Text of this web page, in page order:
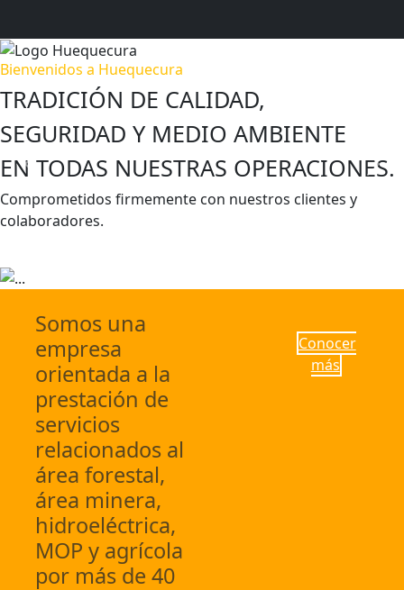
Bienvenidos a Huequecura
TRADICIÓN DE CALIDAD,
SEGURIDAD Y MEDIO AMBIENTE
EN TODAS NUESTRAS OPERACIONES.
Comprometidos firmemente con nuestros clientes y
colaboradores.
Previous Next
Somos una
empresa
orientada a la
prestación de
servicios
relacionados al
área forestal,
área minera,
hidroeléctrica,
MOP y agrícola
por más de 40
Conocer
más